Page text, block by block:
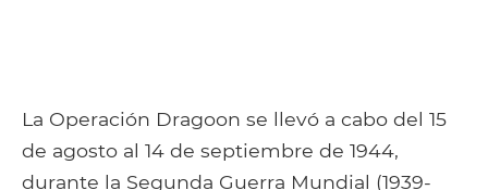
La Operación Dragoon se llevó a cabo del 15
de agosto al 14 de septiembre de 1944,
durante la Segunda Guerra Mundial (1939-